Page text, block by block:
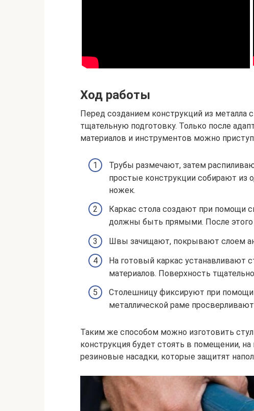
Ход работы
Перед созданием конструкций из металла
тщательную подготовку. Только после
материалов и инструментов можно
Трубы размечают, затем
простые конструкции собирают из
ножек.
Каркас стола создают при помощи
должны быть прямыми. После
Швы зачищают, покрывают слоем
На готовый каркас устанавливают
материалов. Поверхность
Столешницу фиксируют при помощи
металлической раме
Таким же способом можно изготовить
конструкция будет стоять в помещении,
резиновые насадки, которые защитят